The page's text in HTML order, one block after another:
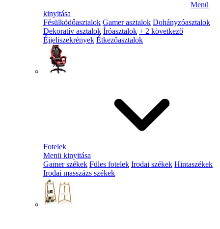
Menü
kinyitása
Fésülködőasztalok Gamer asztalok Dohányzóasztalok
Dekoratív asztalok Íróasztalok + 2 következő
Éjjeliszekrények Étkezőasztalok
Fotelek
Menü kinyitása
Gamer székek Füles fotelek Irodai székek Hintaszékek
Irodai masszázs székek